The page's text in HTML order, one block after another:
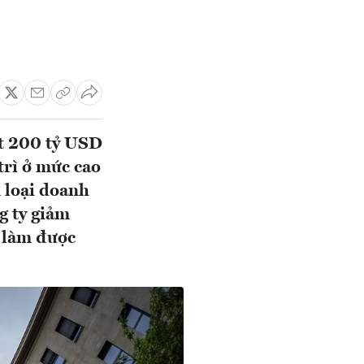
200 tỷ USD
ở mức cao
loại doanh
ty giảm
được